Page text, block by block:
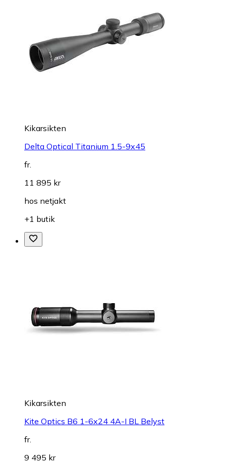
Kikarsikten
Delta Optical Titanium 1.5-9x45
fr.
11 895 kr
hos netjakt
+1 butik
Kikarsikten
Kite Optics B6 1-6x24 4A-I BL Belyst
fr.
9 495 kr